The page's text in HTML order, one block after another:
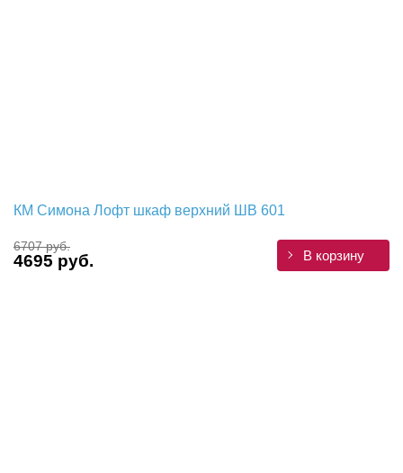
КМ Симона Лофт шкаф верхний ШВ 601
6707 руб.
4695 руб. В корзину